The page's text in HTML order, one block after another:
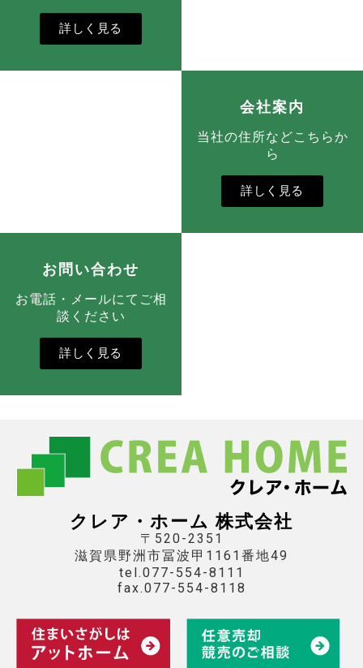
詳しく見る
会社案内
当社の住所などこちらか
ら
詳しく見る
お問い合わせ
お電話・メールにてご相
談ください
詳しく見る
クレア・ホーム 株式会社
〒520-2351
滋賀県野洲市冨波甲1161番地49
tel.077-554-8111
fax.077-554-8118